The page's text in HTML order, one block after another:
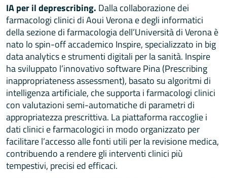
IA per il deprescribing. Dalla collaborazione dei
farmacologi clinici di Aoui Verona e degli informatici
della sezione di farmacologia dell’Università di Verona è
nato lo spin-off accademico Inspire, specializzato in big
data analytics e strumenti digitali per la sanità. Inspire
ha sviluppato l’innovativo software Pina (Prescribing
inappropriateness assessment), basato su algoritmi di
intelligenza artificiale, che supporta i farmacologi clinici
con valutazioni semi-automatiche di parametri di
appropriatezza prescrittiva. La piattaforma raccoglie i
dati clinici e farmacologici in modo organizzato per
facilitare l’accesso alle fonti utili per la revisione medica,
contribuendo a rendere gli interventi clinici più
tempestivi, precisi ed efficaci.